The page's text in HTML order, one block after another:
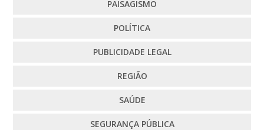
PAISAGISMO
POLÍTICA
PUBLICIDADE LEGAL
REGIÃO
SAÚDE
SEGURANÇA PÚBLICA